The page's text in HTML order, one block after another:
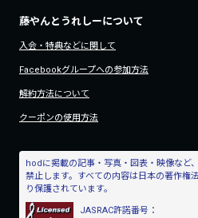
藤やんとうれしーについて
入会・特典などに関して
Facebookグループへの参加方法
解約方法について
クーポンの使用方法
hodに掲載の記事・写真・図表・映像など
禁止します。すべての内容は日本の著作権
り保護されています。
JASRAC許諾番号：